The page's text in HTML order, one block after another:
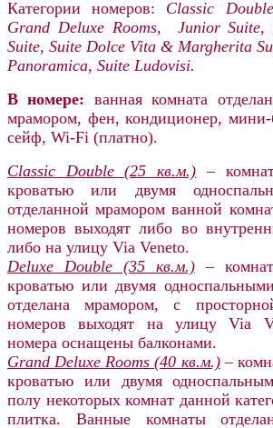
Категории номеров: Classic
Grand Deluxe Rooms,
Junior Suite,
Suite, Suite Dolce Vita & Margherita
Panoramica, Suite Ludovisi.
В номере: ванная комната
мрамором, фен, кондиционер,
сейф, Wi-Fi (платно).
Classic Double (25 кв.м.) –
кроватью или двумя
отделанной мрамором ванной
номеров выходят либо во
либо на улицу Via Veneto.
Deluxe Double (35 кв.м.) –
кроватью или двумя
отделана мрамором, с
номеров выходят на улицу Via
номера оснащены балконами.
Grand Deluxe Rooms (40 кв.м.)–
кроватью или двумя
полу некоторых комнат данной
плитка. Ванные комнаты